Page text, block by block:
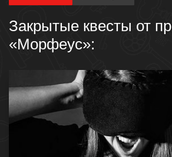
Закрытые квесты от
«Морфеус»: